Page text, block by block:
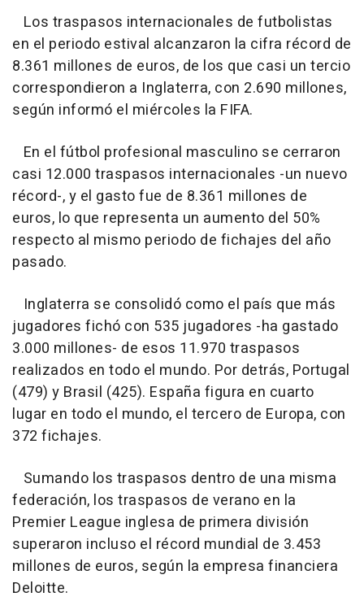
Los traspasos internacionales de futbolistas
en el periodo estival alcanzaron la cifra récord de
8.361 millones de euros, de los que casi un tercio
correspondieron a Inglaterra, con 2.690 millones,
según informó el miércoles la FIFA.
En el fútbol profesional masculino se cerraron
casi 12.000 traspasos internacionales -un nuevo
récord-, y el gasto fue de 8.361 millones de
euros, lo que representa un aumento del 50%
respecto al mismo periodo de fichajes del año
pasado.
Inglaterra se consolidó como el país que más
jugadores fichó con 535 jugadores -ha gastado
3.000 millones- de esos 11.970 traspasos
realizados en todo el mundo. Por detrás, Portugal
(479) y Brasil (425). España figura en cuarto
lugar en todo el mundo, el tercero de Europa, con
372 fichajes.
Sumando los traspasos dentro de una misma
federación, los traspasos de verano en la
Premier League inglesa de primera división
superaron incluso el récord mundial de 3.453
millones de euros, según la empresa financiera
Deloitte.